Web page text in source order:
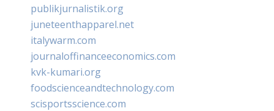
publikjurnalistik.org
juneteenthapparel.net
italywarm.com
journaloffinanceeconomics.com
kvk-kumari.org
foodscienceandtechnology.com
scisportsscience.com